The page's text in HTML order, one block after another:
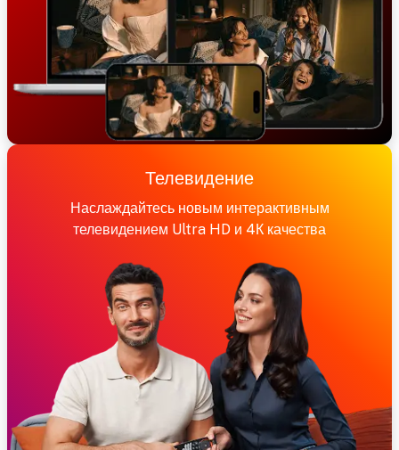
Телевидение
Наслаждайтесь новым интерактивным
телевидением Ultra HD и 4К качества